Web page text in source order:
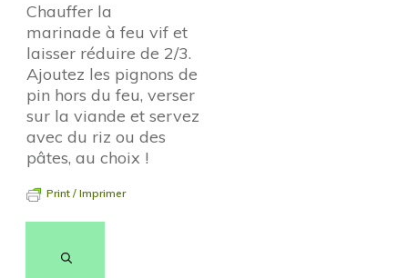
Chauffer la
marinade à feu vif et
laisser réduire de 2/3.
Ajoutez les pignons de
pin hors du feu, verser
sur la viande et servez
avec du riz ou des
pâtes, au choix !
Print / Imprimer